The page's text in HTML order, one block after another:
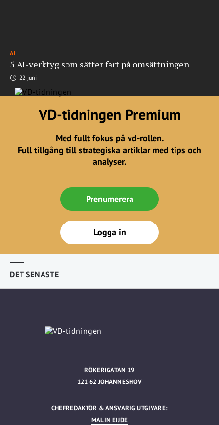
AI
5 AI-verktyg som sätter fart på omsättningen
22 juni
VD-tidningen Premium
Med fullt fokus på vd-rollen.
Full tillgång till strategiska artiklar med tips och
analyser.
Prenumerera
Logga in
DET SENASTE
RÖKERIGATAN 19
121 62 JOHANNESHOV
CHEFREDAKTÖR & ANSVARIG UTGIVARE:
MALIN EIJDE